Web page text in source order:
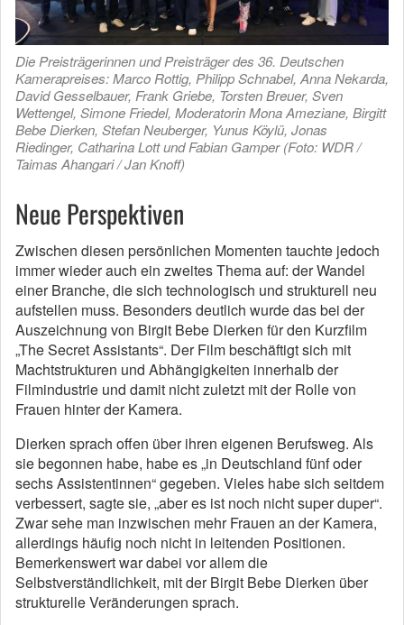
Die Preisträgerinnen und Preisträger des 36. Deutschen
Kamerapreises: Marco Rottig, Philipp Schnabel, Anna Nekarda,
David Gesselbauer, Frank Griebe, Torsten Breuer, Sven
Wettengel, Simone Friedel, Moderatorin Mona Ameziane, Birgitt
Bebe Dierken, Stefan Neuberger, Yunus Köylü, Jonas
Riedinger, Catharina Lott und Fabian Gamper (Foto: WDR /
Taimas Ahangari / Jan Knoff)
Neue Perspektiven
Zwischen diesen persönlichen Momenten tauchte jedoch
immer wieder auch ein zweites Thema auf: der Wandel
einer Branche, die sich technologisch und strukturell neu
aufstellen muss. Besonders deutlich wurde das bei der
Auszeichnung von Birgit Bebe Dierken für den Kurzfilm
„The Secret Assistants“. Der Film beschäftigt sich mit
Machtstrukturen und Abhängigkeiten innerhalb der
Filmindustrie und damit nicht zuletzt mit der Rolle von
Frauen hinter der Kamera.
Dierken sprach offen über ihren eigenen Berufsweg. Als
sie begonnen habe, habe es „in Deutschland fünf oder
sechs Assistentinnen“ gegeben. Vieles habe sich seitdem
verbessert, sagte sie, „aber es ist noch nicht super duper“.
Zwar sehe man inzwischen mehr Frauen an der Kamera,
allerdings häufig noch nicht in leitenden Positionen.
Bemerkenswert war dabei vor allem die
Selbstverständlichkeit, mit der Birgit Bebe Dierken über
strukturelle Veränderungen sprach.